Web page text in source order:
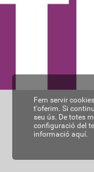
Fem servir
t'oferim. Si
seu ús. De totes
configuració del
informació aquí.